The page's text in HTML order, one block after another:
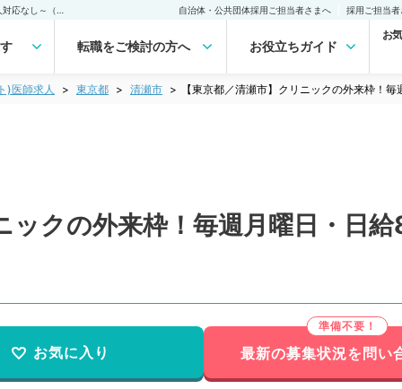
自治体・公共団体採用ご担当者さまへ 採用ご担当
転職をご検討の方へ お役立ちガイド
お
)医師求人 東京都 清瀬市 【東京都／清瀬市】クリニックの外来枠！
ックの外来枠！毎週月曜日・日
お気に入り 最新の募集状況を問い